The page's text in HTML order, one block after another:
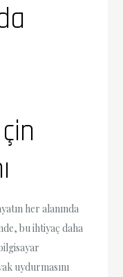
her alanında
bu ihtiyaç daha
uydurmasını